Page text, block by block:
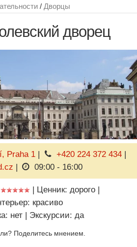
/ Дворцы
дворец
Praha 1 | +420 224 372 434|
| 09:00 - 16:00
| Ценник: дорого |
красиво
нет | Экскурсии: да
Поделитесь мнением.